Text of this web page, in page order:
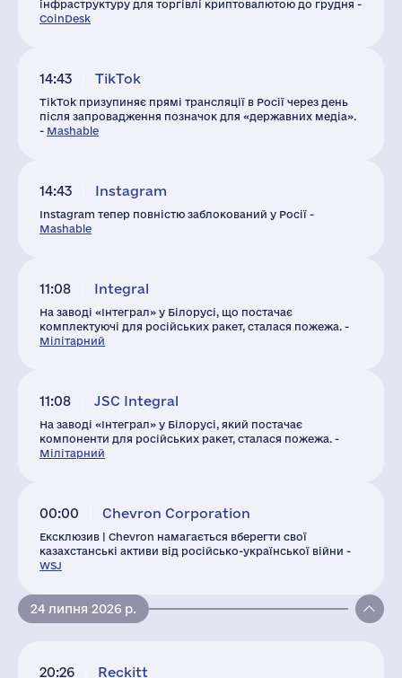
інфраструктуру для торгівлі криптовалютою до грудня -
CoinDesk
14:43 TikTok
TikTok призупиняє прямі трансляції в Росії через день
після запровадження позначок для «державних медіа».
- Mashable
14:43 Instagram
Instagram тепер повністю заблокований у Росії -
Mashable
11:08 Integral
На заводі «Інтеграл» у Білорусі, що постачає
комплектуючі для російських ракет, сталася пожежа. -
Мілітарний
11:08 JSC Integral
На заводі «Інтеграл» у Білорусі, який постачає
компоненти для російських ракет, сталася пожежа. -
Мілітарний
00:00 Chevron Corporation
Ексклюзив | Chevron намагається вберегти свої
казахстанські активи від російсько-української війни -
WSJ
24 липня 2026 р.
20:26 Reckitt